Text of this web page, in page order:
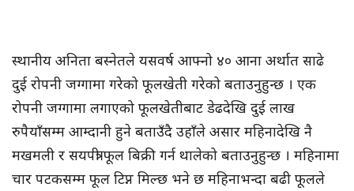
स्थानीय अनिता बस्नेतले यसवर्ष आफ्नो ४० आना अर्थात साढे
दुई रोपनी जग्गामा गरेको फूलखेती गरेको बताउनुहुन्छ । एक
रोपनी जग्गामा लगाएको फूलखेतीबाट डेढदेखि दुई लाख
रुपैयाँसम्म आम्दानी हुने बताउँदै उहाँले असार महिनादेखि नै
मखमली र सयपत्री फूल बिक्री गर्न थालेको बताउनुहुन्छ । महिनामा
चार पटकसम्म फूल टिप्न मिल्छ भने छ महिनाभन्दा बढी फूलले